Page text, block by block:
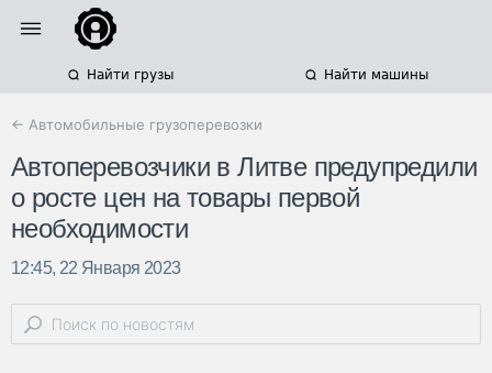
Найти грузы Найти машины
← Автомобильные грузоперевозки
Автоперевозчики в Литве предупредили
о росте цен на товары первой
необходимости
12:45, 22 Января 2023